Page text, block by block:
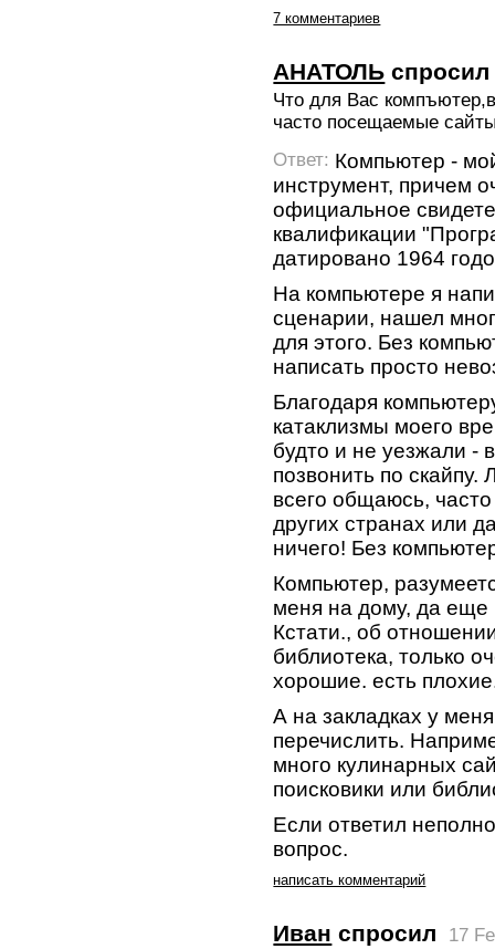
7 комментариев
АНАТОЛЬ спросил
Что для Вас
часто посещаемые
Ответ: Компьютер -
инструмент, причем
официальное
квалификации
датировано 1964
На компьютере я
сценарии, нашел
для этого. Без
написать просто
Благодаря
катаклизмы моего
будто и не уезжали -
позвонить по
всего общаюсь,
других странах или
ничего! Без
Компьютер,
меня на дому, да еще
Кстати., об
библиотека, только
хорошие. есть
А на закладках у
перечислить.
много кулинарных
поисковики или
Если ответил
вопрос.
написать комментарий
Иван спросил
17